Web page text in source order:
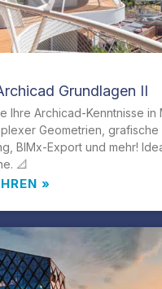
Grundlagen II
Ihre Archicad-Kenntnisse in
Geometrien, grafische
BIMx-Export und mehr!
📐
»